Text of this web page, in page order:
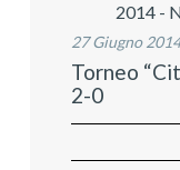
2014 -
27 Giugno 2014
Torneo
2-0